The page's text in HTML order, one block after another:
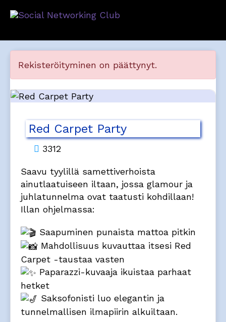
Rekisteröityminen on päättynyt.
Red Carpet Party
3312
Saavu tyylillä samettiverhoista
ainutlaatuiseen iltaan, jossa glamour ja
juhlatunnelma ovat taatusti kohdillaan!
Illan ohjelmassa:
Saapuminen punaista mattoa pitkin
Mahdollisuus kuvauttaa itsesi Red
Carpet -taustaa vasten
Paparazzi-kuvaaja ikuistaa parhaat
hetket
Saksofonisti luo elegantin ja
tunnelmallisen ilmapiirin alkuiltaan.